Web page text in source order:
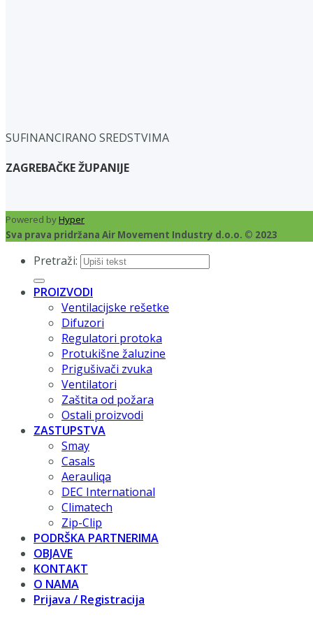
SUFINANCIRANO SREDSTVIMA
ZAGREBAČKE ŽUPANIJE
Powered byHyper
Sva prava pridržana Air Movement Industry d.o.o. © 2023
Pretraži:
PROIZVODI
Ventilacijske rešetke
Difuzori
Regulatori protoka
Protukišne žaluzine
Prigušivači zvuka
Ventilatori
Zaštita od požara
Ostali proizvodi
ZASTUPSTVA
Smay
Casals
Aerauliqa
DEC International
Climatech
Zip-Clip
PODRŠKA PARTNERIMA
OBJAVE
KONTAKT
O NAMA
Prijava / Registracija